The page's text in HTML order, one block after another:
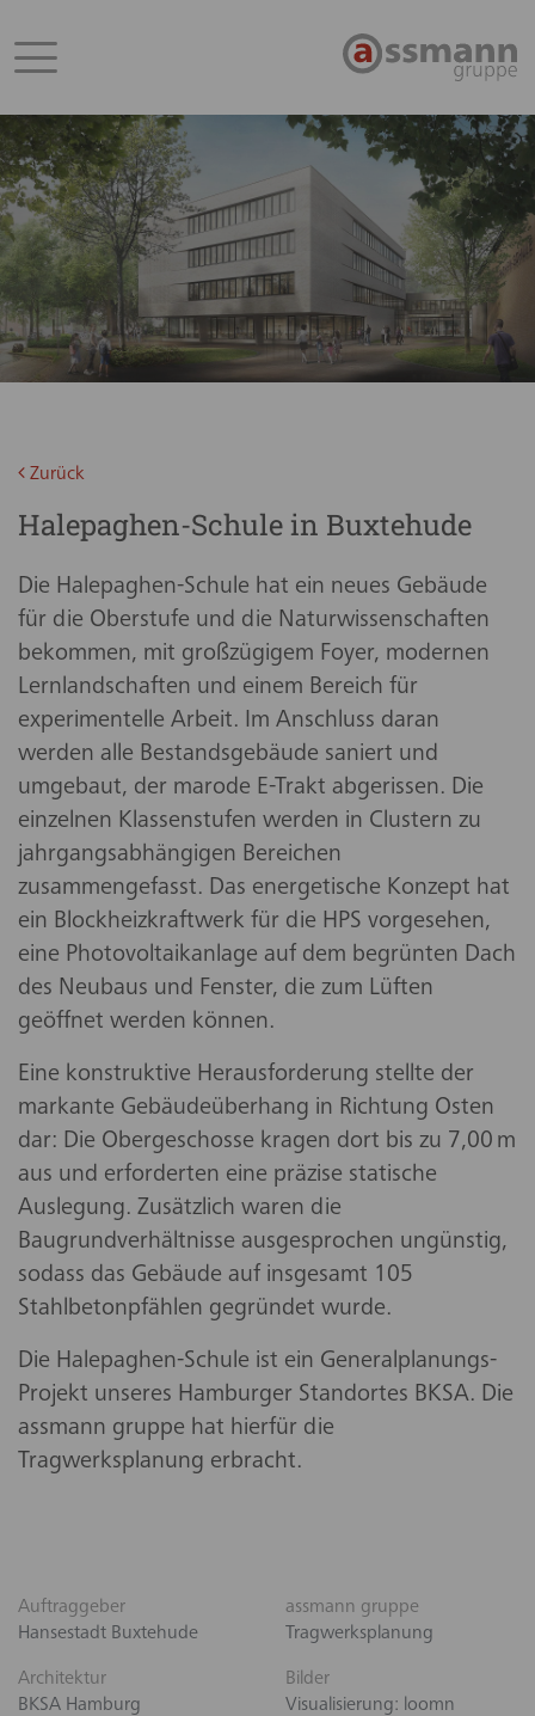
Zurück
Halepaghen-Schule in Buxtehude
Die Halepaghen-Schule hat ein neues Gebäude
für die Oberstufe und die Naturwissenschaften
bekommen, mit großzügigem Foyer, modernen
Lernlandschaften und einem Bereich für
experimentelle Arbeit. Im Anschluss daran
werden alle Bestandsgebäude saniert und
umgebaut, der marode E-Trakt abgerissen. Die
einzelnen Klassenstufen werden in Clustern zu
jahrgangsabhängigen Bereichen
zusammengefasst. Das energetische Konzept hat
ein Blockheizkraftwerk für die HPS vorgesehen,
eine Photovoltaikanlage auf dem begrünten Dach
des Neubaus und Fenster, die zum Lüften
geöffnet werden können.
Eine konstruktive Herausforderung stellte der
markante Gebäudeüberhang in Richtung Osten
dar: Die Obergeschosse kragen dort bis zu 7,00 m
aus und erforderten eine präzise statische
Auslegung. Zusätzlich waren die
Baugrundverhältnisse ausgesprochen ungünstig,
sodass das Gebäude auf insgesamt 105
Stahlbetonpfählen gegründet wurde.
Die Halepaghen-Schule ist ein Generalplanungs-
Projekt unseres Hamburger Standortes BKSA. Die
assmann gruppe hat hierfür die
Tragwerksplanung erbracht.
Auftraggeber
Hansestadt Buxtehude
assmann gruppe
Tragwerksplanung
Architektur
BKSA Hamburg
Bilder
Visualisierung: loomn